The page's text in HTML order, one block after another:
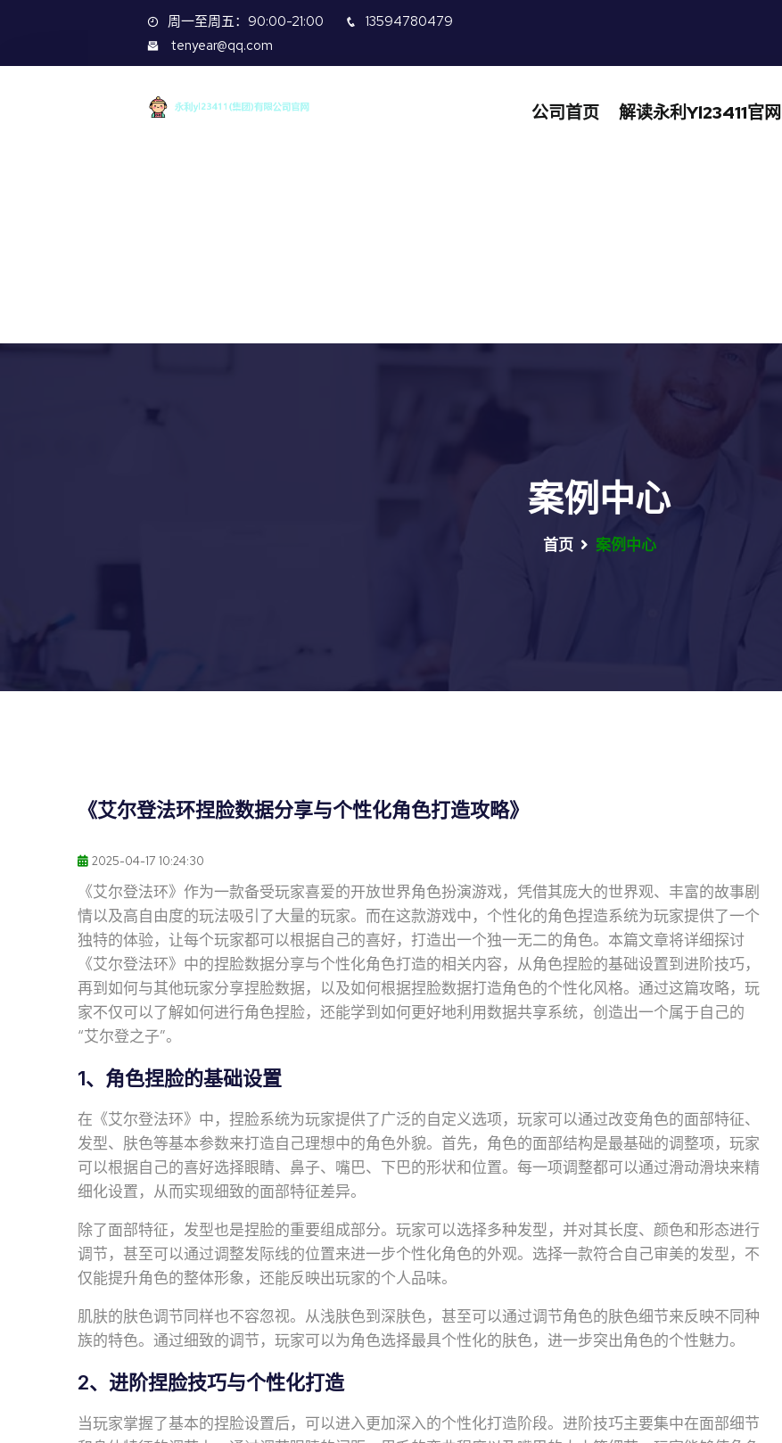
周一至周五：90:00-21:00
13594780479
tenyear@qq.com
公司首页 解读永利yl23411官网
案例中心
首页 案例中心
《艾尔登法环捏脸数据分享与个性化角色打造攻略》
2025-04-17 10:24:30
《艾尔登法环》作为一款备受玩家喜爱的开放世界角色扮演游戏，凭借其庞大的世界观、丰富的故事剧
情以及高自由度的玩法吸引了大量的玩家。而在这款游戏中，个性化的角色捏造系统为玩家提供了一个
独特的体验，让每个玩家都可以根据自己的喜好，打造出一个独一无二的角色。本篇文章将详细探讨
《艾尔登法环》中的捏脸数据分享与个性化角色打造的相关内容，从角色捏脸的基础设置到进阶技巧，
再到如何与其他玩家分享捏脸数据，以及如何根据捏脸数据打造角色的个性化风格。通过这篇攻略，玩
家不仅可以了解如何进行角色捏脸，还能学到如何更好地利用数据共享系统，创造出一个属于自己的
“艾尔登之子”。
1、角色捏脸的基础设置
在《艾尔登法环》中，捏脸系统为玩家提供了广泛的自定义选项，玩家可以通过改变角色的面部特征、
发型、肤色等基本参数来打造自己理想中的角色外貌。首先，角色的面部结构是最基础的调整项，玩家
可以根据自己的喜好选择眼睛、鼻子、嘴巴、下巴的形状和位置。每一项调整都可以通过滑动滑块来精
细化设置，从而实现细致的面部特征差异。
除了面部特征，发型也是捏脸的重要组成部分。玩家可以选择多种发型，并对其长度、颜色和形态进行
调节，甚至可以通过调整发际线的位置来进一步个性化角色的外观。选择一款符合自己审美的发型，不
仅能提升角色的整体形象，还能反映出玩家的个人品味。
肌肤的肤色调节同样也不容忽视。从浅肤色到深肤色，甚至可以通过调节角色的肤色细节来反映不同种
族的特色。通过细致的调节，玩家可以为角色选择最具个性化的肤色，进一步突出角色的个性魅力。
2、进阶捏脸技巧与个性化打造
当玩家掌握了基本的捏脸设置后，可以进入更加深入的个性化打造阶段。进阶技巧主要集中在面部细节